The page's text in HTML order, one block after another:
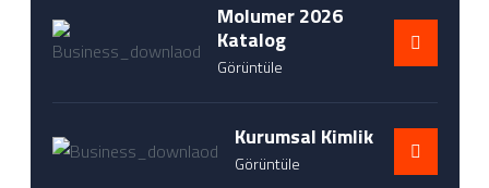
Molumer 2026
Katalog
Görüntüle
Kurumsal Kimlik
Görüntüle